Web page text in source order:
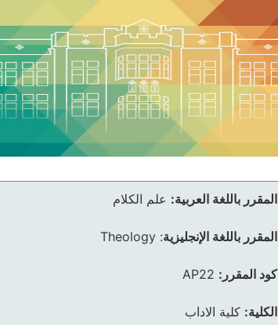
المقرر باللغة العربية: علم الكلام
المقرر باللغة الإنجليزية:
Theology
كود المقرر: AP22
الكلية: كلية الاداب